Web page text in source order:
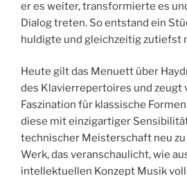
er es weiter, transformierte es
Dialog treten. So entstand ein
huldigte und gleichzeitig zutiefst
Heute gilt das Menuett über
des Klavierrepertoires und zeugt
Faszination für klassische
diese mit einzigartiger
technischer Meisterschaft neu zu
Werk, das veranschaulicht, wie
intellektuellen Konzept Musik